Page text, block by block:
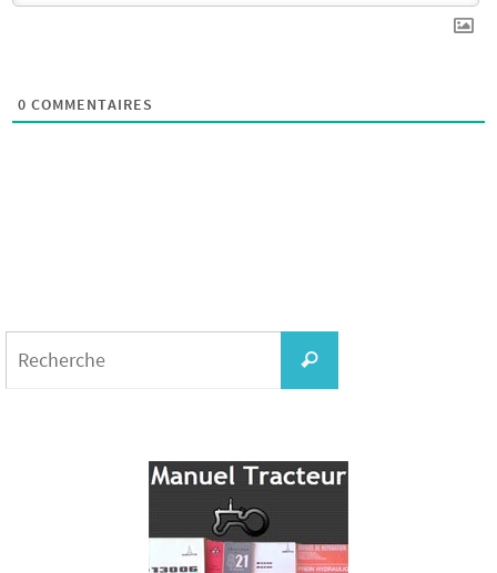
0 COMMENTAIRES
Recherche